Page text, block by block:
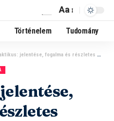
Aa
Történelem Tudomány
jelentése, fogalma és részletes magyarázata